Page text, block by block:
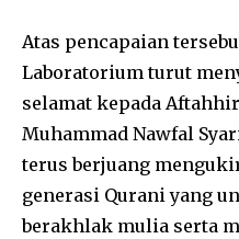
Atas pencapaian
Laboratorium turut
selamat kepada
Muhammad Nawfal
terus berjuang
generasi Qurani yang
berakhlak mulia serta